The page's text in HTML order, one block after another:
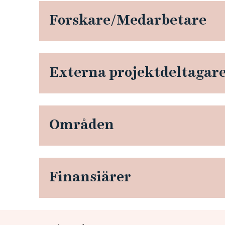
r
k
l
m
t
m
Forskare/Medarbetare
Externa
Områden
Finansiärer